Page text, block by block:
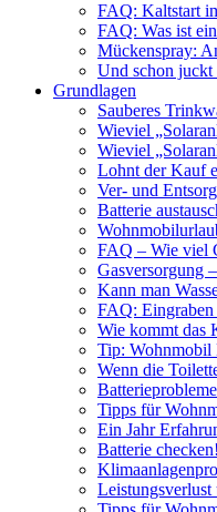
FAQ: Kaltstart
FAQ: Was ist
Mückenspray:
Und schon juckt
Grundlagen
Sauberes
Wieviel
Wieviel
Lohnt der Kauf
Ver- und
Batterie
FAQ – Wie viel
Gasversorgung
Kann man
FAQ: Eingraben
Wie kommt das
Tip: Wohnmobil
Wenn die
Tipps für
Ein Jahr
Batterie
Leistungsverlust